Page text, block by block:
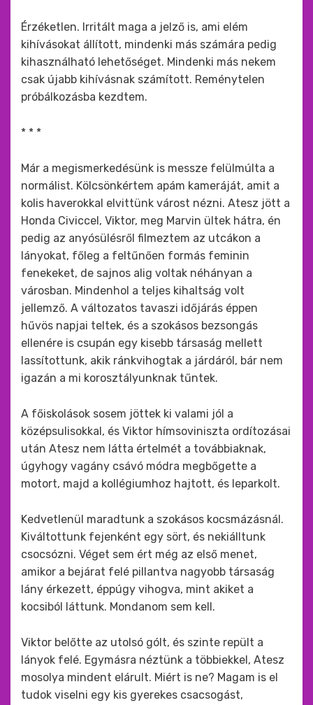
Érzéketlen. Irritált maga a jelző is, ami elém
kihívásokat állított, mindenki más számára pedig
kihasználható lehetőséget. Mindenki más nekem
csak újabb kihívásnak számított. Reménytelen
próbálkozásba kezdtem.
* * *
Már a megismerkedésünk is messze felülmúlta a
normálist. Kölcsönkértem apám kameráját, amit a
kolis haverokkal elvittünk várost nézni. Atesz jött a
Honda Civiccel, Viktor, meg Marvin ültek hátra, én
pedig az anyósülésről filmeztem az utcákon a
lányokat, főleg a feltűnően formás feminin
fenekeket, de sajnos alig voltak néhányan a
városban. Mindenhol a teljes kihaltság volt
jellemző. A változatos tavaszi időjárás éppen
hűvös napjai teltek, és a szokásos bezsongás
ellenére is csupán egy kisebb társaság mellett
lassítottunk, akik ránkvihogtak a járdáról, bár nem
igazán a mi korosztályunknak tűntek.
A főiskolások sosem jöttek ki valami jól a
középsulisokkal, és Viktor hímsoviniszta ordítozásai
után Atesz nem látta értelmét a továbbiaknak,
úgyhogy vagány csávó módra megbőgette a
motort, majd a kollégiumhoz hajtott, és leparkolt.
Kedvetlenül maradtunk a szokásos kocsmázásnál.
Kiváltottunk fejenként egy sört, és nekiálltunk
csocsózni. Véget sem ért még az első menet,
amikor a bejárat felé pillantva nagyobb társaság
lány érkezett, éppúgy vihogva, mint akiket a
kocsiból láttunk. Mondanom sem kell.
Viktor belőtte az utolsó gólt, és szinte repült a
lányok felé. Egymásra néztünk a többiekkel, Atesz
mosolya mindent elárult. Miért is ne? Magam is el
tudok viselni egy kis gyerekes csacsogást,